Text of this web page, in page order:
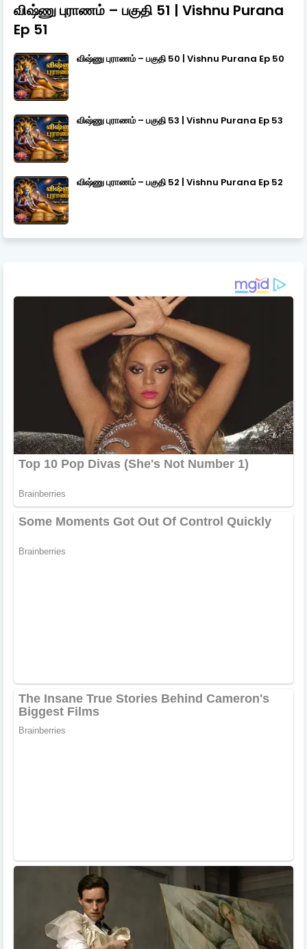
விஷ்ணு புராணம் – பகுதி 51 | Vishnu Purana
Ep 51
விஷ்ணு புராணம் – பகுதி 50 | Vishnu Purana Ep 50
விஷ்ணு புராணம் – பகுதி 53 | Vishnu Purana Ep 53
விஷ்ணு புராணம் – பகுதி 52 | Vishnu Purana Ep 52